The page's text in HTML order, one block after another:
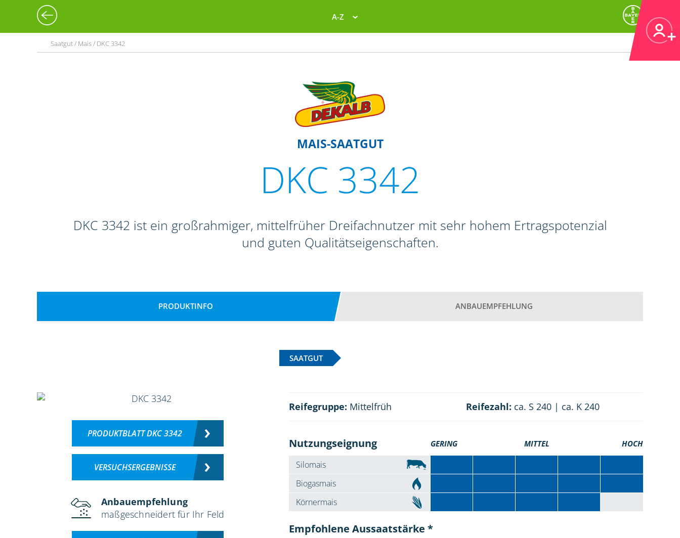
A-Z
Saatgut / Mais / DKC 3342
MAIS-SAATGUT
DKC 3342
DKC 3342 ist ein großrahmiger, mittelfrüher Dreifachnutzer mit sehr hohem Ertragspotenzial
und guten Qualitätseigenschaften.
PRODUKTINFO ANBAUEMPFEHLUNG
SAATGUT
PRODUKTBLATT DKC 3342
VERSUCHSERGEBNISSE
Anbauempfehlung
maßgeschneidert für Ihr Feld
Reifegruppe: Mittelfrüh Reifezahl: ca. S 240 | ca. K 240
Nutzungseignung GERING MITTEL HOCH
Silomais
Biogasmais
Körnermais
Empfohlene Aussaatstärke *